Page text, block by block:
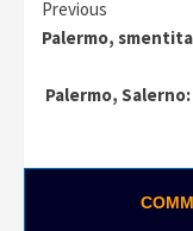
Continue
Reading
Previous
Palermo,
Palermo,